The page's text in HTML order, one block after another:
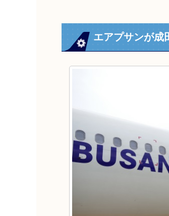
エアプサンが成